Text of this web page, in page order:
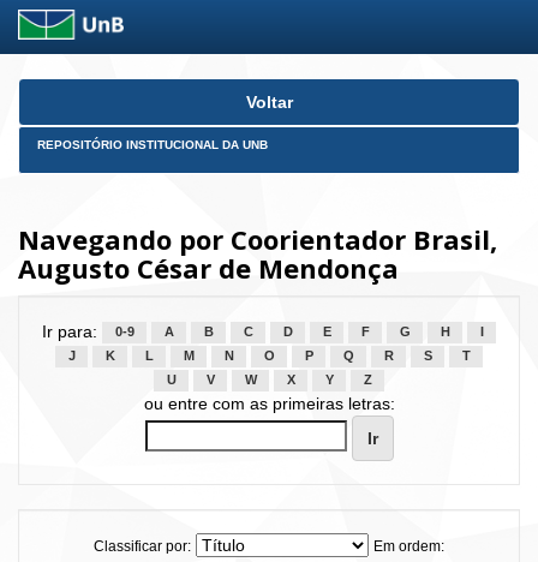
Skip
Voltar
REPOSITÓRIO INSTITUCIONAL DA UNB
Navegando por Coorientador Brasil,
Augusto César de Mendonça
Ir para: 0-9 A B C D E F G H
J
K L M N O P Q R S
T
U
V W X Y Z
ou entre com as primeiras letras:
Classificar por:
Em ordem: